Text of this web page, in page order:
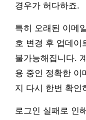
경우가 허다하죠.
특히 오래된 이메
호 변경 후 업데이
불가능해집니다.
용 중인 정확한 이
지 다시 한번 확인
로그인 실패로 인